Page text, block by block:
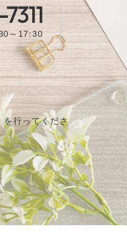
～17:30
を行ってくださ